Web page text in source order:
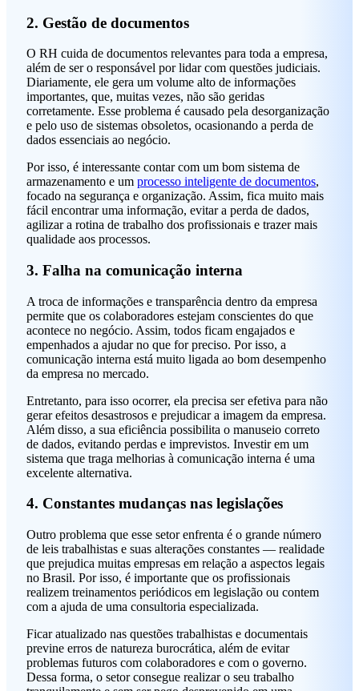
2. Gestão de documentos
O RH cuida de documentos relevantes para toda a empresa,
além de ser o responsável por lidar com questões judiciais.
Diariamente, ele gera um volume alto de informações
importantes, que, muitas vezes, não são geridas
corretamente. Esse problema é causado pela desorganização
e pelo uso de sistemas obsoletos, ocasionando a perda de
dados essenciais ao negócio.
Por isso, é interessante contar com um bom sistema de
armazenamento e um processo inteligente de documentos,
focado na segurança e organização. Assim, fica muito mais
fácil encontrar uma informação, evitar a perda de dados,
agilizar a rotina de trabalho dos profissionais e trazer mais
qualidade aos processos.
3. Falha na comunicação interna
A troca de informações e transparência dentro da empresa
permite que os colaboradores estejam conscientes do que
acontece no negócio. Assim, todos ficam engajados e
empenhados a ajudar no que for preciso. Por isso, a
comunicação interna está muito ligada ao bom desempenho
da empresa no mercado.
Entretanto, para isso ocorrer, ela precisa ser efetiva para não
gerar efeitos desastrosos e prejudicar a imagem da empresa.
Além disso, a sua eficiência possibilita o manuseio correto
de dados, evitando perdas e imprevistos. Investir em um
sistema que traga melhorias à comunicação interna é uma
excelente alternativa.
4. Constantes mudanças nas legislações
Outro problema que esse setor enfrenta é o grande número
de leis trabalhistas e suas alterações constantes — realidade
que prejudica muitas empresas em relação a aspectos legais
no Brasil. Por isso, é importante que os profissionais
realizem treinamentos periódicos em legislação ou contem
com a ajuda de uma consultoria especializada.
Ficar atualizado nas questões trabalhistas e documentais
previne erros de natureza burocrática, além de evitar
problemas futuros com colaboradores e com o governo.
Dessa forma, o setor consegue realizar o seu trabalho